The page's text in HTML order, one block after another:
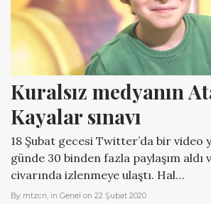
Kuralsız medyanın
Kayalar sınavı
18 Şubat gecesi Twitter’da bir video
günde 30 binden fazla paylaşım aldı
civarında izlenmeye ulaştı. Hal…
By mtzcn , in Genel on 22 Şubat 2020